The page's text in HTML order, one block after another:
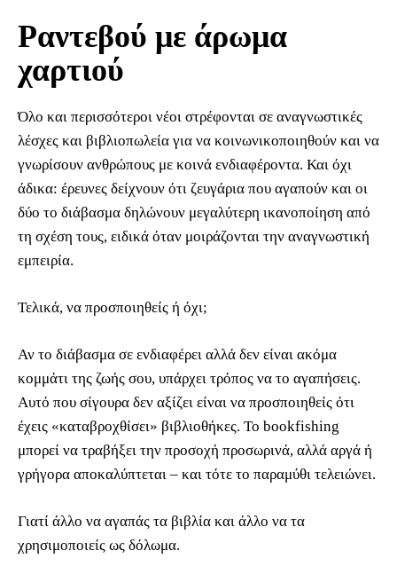
Ραντεβού με άρωμα
χαρτιού
Όλο και περισσότεροι νέοι στρέφονται σε αναγνωστικές
λέσχες και βιβλιοπωλεία για να κοινωνικοποιηθούν και να
γνωρίσουν ανθρώπους με κοινά ενδιαφέροντα. Και όχι
άδικα: έρευνες δείχνουν ότι ζευγάρια που αγαπούν και οι
δύο το διάβασμα δηλώνουν μεγαλύτερη ικανοποίηση από
τη σχέση τους, ειδικά όταν μοιράζονται την αναγνωστική
εμπειρία.
Τελικά, να προσποιηθείς ή όχι;
Αν το διάβασμα σε ενδιαφέρει αλλά δεν είναι ακόμα
κομμάτι της ζωής σου, υπάρχει τρόπος να το αγαπήσεις.
Αυτό που σίγουρα δεν αξίζει είναι να προσποιηθείς ότι
έχεις «καταβροχθίσει» βιβλιοθήκες. Το bookfishing
μπορεί να τραβήξει την προσοχή προσωρινά, αλλά αργά ή
γρήγορα αποκαλύπτεται – και τότε το παραμύθι τελειώνει.
Γιατί άλλο να αγαπάς τα βιβλία και άλλο να τα
χρησιμοποιείς ως δόλωμα.